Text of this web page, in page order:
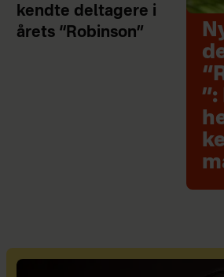
kendte deltagere i
årets “Robinson”
”: